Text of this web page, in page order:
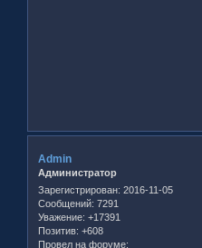
Admin
Администратор
Зарегистрирован: 2016-11-05
Сообщений: 7291
Уважение: +17391
Позитив: +608
Провел на форуме: